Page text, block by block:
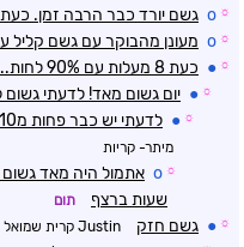
☼
o גשם יורד כבר הרבה זמן.
☼
o מעונן מהבוקר עם גשם קליל
☼
● כעת 8 מעלות עם 90% לחות...
☼
● יום גשום מאד! לדעתי
☼
● לדעתי יש כבר פחות מ10 מעלות, הנתונים לא מעודכנים.
מיתר- קריות
☼
o
שעות ברצף
תום
☼
● גשם חזק Justin קרית שמואל